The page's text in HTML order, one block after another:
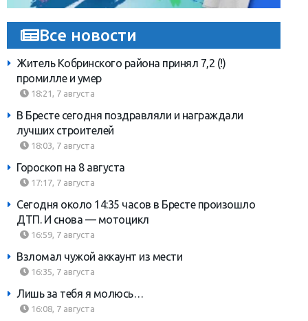
Все новости
Житель Кобринского района принял 7,2 (!)
промилле и умер
18:21, 7 августа
В Бресте сегодня поздравляли и награждали
лучших строителей
18:03, 7 августа
Гороскоп на 8 августа
17:17, 7 августа
Сегодня около 14:35 часов в Бресте произошло
ДТП. И снова — мотоцикл
16:59, 7 августа
Взломал чужой аккаунт из мести
16:35, 7 августа
Лишь за тебя я молюсь…
16:08, 7 августа